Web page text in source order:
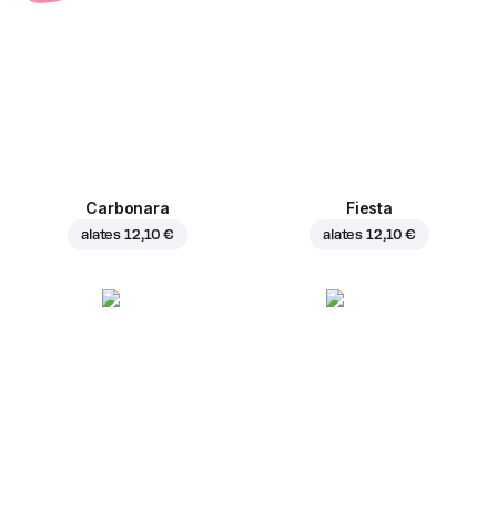
Carbonara
alates 12,10 €
Fiesta
alates 12,10 €